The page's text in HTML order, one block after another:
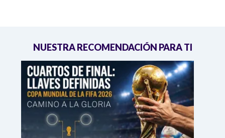
NUESTRA RECOMENDACIÓN PARA TI